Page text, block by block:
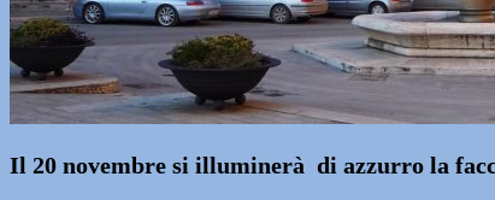
Il 20 novembre si illuminerà di azzurro la